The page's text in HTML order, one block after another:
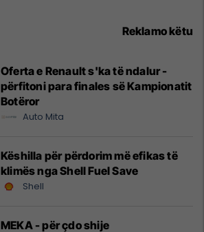
Reklamo këtu
Oferta e Renault s'ka të ndalur -
përfitoni para finales së Kampionatit
Botëror
Auto Mita
Këshilla për përdorim më efikas të
klimës nga Shell Fuel Save
Shell
MEKA - për çdo shije